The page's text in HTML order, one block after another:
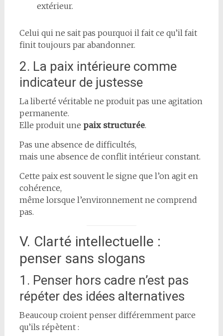
extérieur.
Celui qui ne sait pas pourquoi il fait ce qu’il fait
finit toujours par abandonner.
2. La paix intérieure comme
indicateur de justesse
La liberté véritable ne produit pas une agitation
permanente.
Elle produit une paix structurée.
Pas une absence de difficultés,
mais une absence de conflit intérieur constant.
Cette paix est souvent le signe que l’on agit en
cohérence,
même lorsque l’environnement ne comprend
pas.
V. Clarté intellectuelle :
penser sans slogans
1. Penser hors cadre n’est pas
répéter des idées alternatives
Beaucoup croient penser différemment parce
qu’ils répètent :